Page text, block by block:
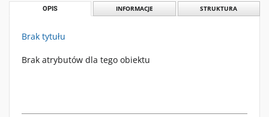
OPIS INFORMACJE STRUKTURA
Brak tytułu
Brak atrybutów dla tego obiektu